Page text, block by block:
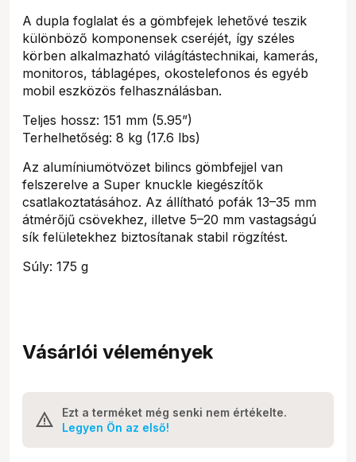
A dupla foglalat és a gömbfejek lehetővé teszik
különböző komponensek cseréjét, így széles
körben alkalmazható világítástechnikai, kamerás,
monitoros, táblagépes, okostelefonos és egyéb
mobil eszközös felhasználásban.
Teljes hossz: 151 mm (5.95”)
Terhelhetőség: 8 kg (17.6 lbs)
Az alumíniumötvözet bilincs gömbfejjel van
felszerelve a Super knuckle kiegészítők
csatlakoztatásához. Az állítható pofák 13–35 mm
átmérőjű csövekhez, illetve 5–20 mm vastagságú
sík felületekhez biztosítanak stabil rögzítést.
Súly: 175 g
Vásárlói vélemények
Ezt a terméket még senki nem értékelte.
Legyen Ön az első!